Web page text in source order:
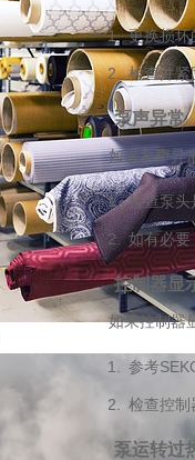
更换损坏
检查并紧
泵声异常
如果泵声异
检查泵头
如有必要
控制器显
如果控制器
参考
检查控制
泵运转过